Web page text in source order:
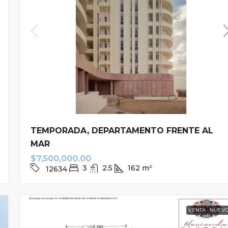
TEMPORADA, DEPARTAMENTO FRENTE AL
MAR
$7,500,000.00
12634 3 2.5 162 m²
VENTA
Desde $1,527,537.00
TERRENO